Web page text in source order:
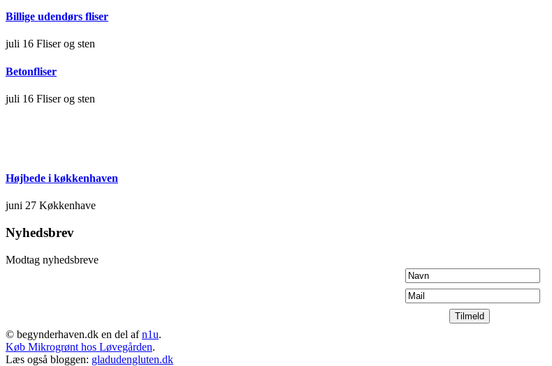
Billige udendørs fliser
juli 16 Fliser og sten
Betonfliser
juli 16 Fliser og sten
Højbede i køkkenhaven
juni 27 Køkkenhave
Nyhedsbrev
Modtag nyhedsbreve
© begynderhaven.dk en del afn1u.
Køb Mikrogrønt hos Løvegården.
Læs også bloggen: gladudengluten.dk